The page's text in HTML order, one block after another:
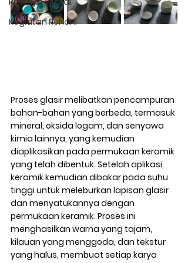
Kegiatan Rohani
Proses glasir melibatkan pencampuran
bahan-bahan yang berbeda, termasuk
mineral, oksida logam, dan senyawa
kimia lainnya, yang kemudian
diaplikasikan pada permukaan keramik
yang telah dibentuk. Setelah aplikasi,
keramik kemudian dibakar pada suhu
tinggi untuk meleburkan lapisan glasir
dan menyatukannya dengan
permukaan keramik. Proses ini
menghasilkan warna yang tajam,
kilauan yang menggoda, dan tekstur
yang halus, membuat setiap karya